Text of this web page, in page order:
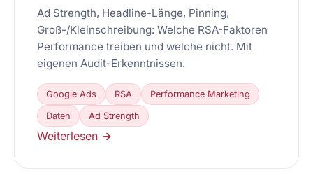
Ad Strength, Headline-Länge, Pinning,
Groß-/Kleinschreibung: Welche RSA-Faktoren
Performance treiben und welche nicht. Mit
eigenen Audit-Erkenntnissen.
Google Ads RSA Performance Marketing
Daten Ad Strength
Weiterlesen →